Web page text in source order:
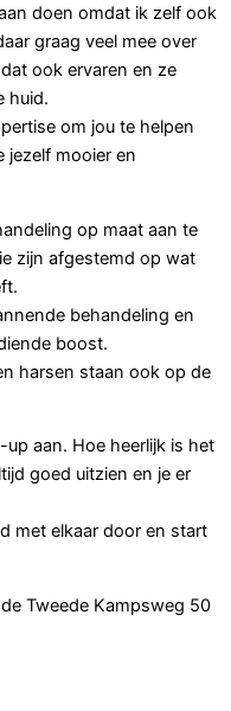
doen omdat ik zelf ook
graag veel mee over
ook ervaren en ze
huid.
om jou te helpen
jezelf mooier en
op maat aan te
zijn afgestemd op wat
behandeling en
boost.
harsen staan ook op de
aan. Hoe heerlijk is het
goed uitzien en je er
met elkaar door en start
Tweede Kampsweg 50